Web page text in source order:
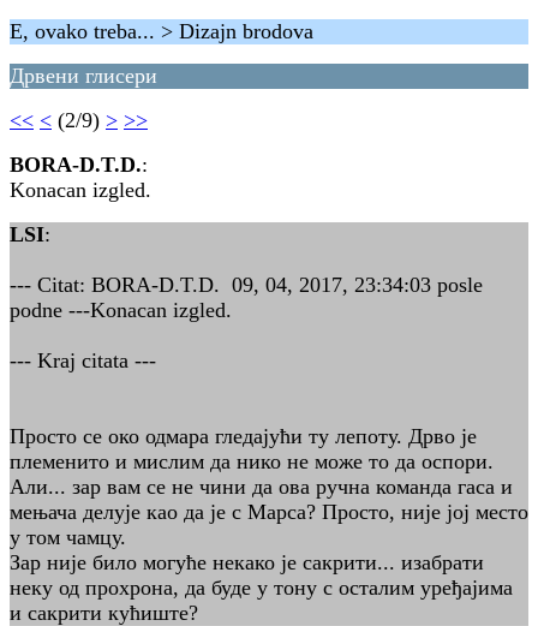
E, ovako treba... > Dizajn brodova
Дрвени глисери
<< < (2/9) > >>
BORA-D.T.D.:
Konacan izgled.
LSI:
--- Citat: BORA-D.T.D. 09, 04, 2017, 23:34:03 posle
podne ---Konacan izgled.
--- Kraj citata ---
Просто се око одмара гледајући ту лепоту. Дрво је
племенито и мислим да нико не може то да оспори.
Али... зар вам се не чини да ова ручна команда гаса и
мењача делује као да је с Марса? Просто, није јој место
у том чамцу.
Зар није било могуће некако је сакрити... изабрати
неку од прохрона, да буде у тону с осталим уређајима
и сакрити кућиште?